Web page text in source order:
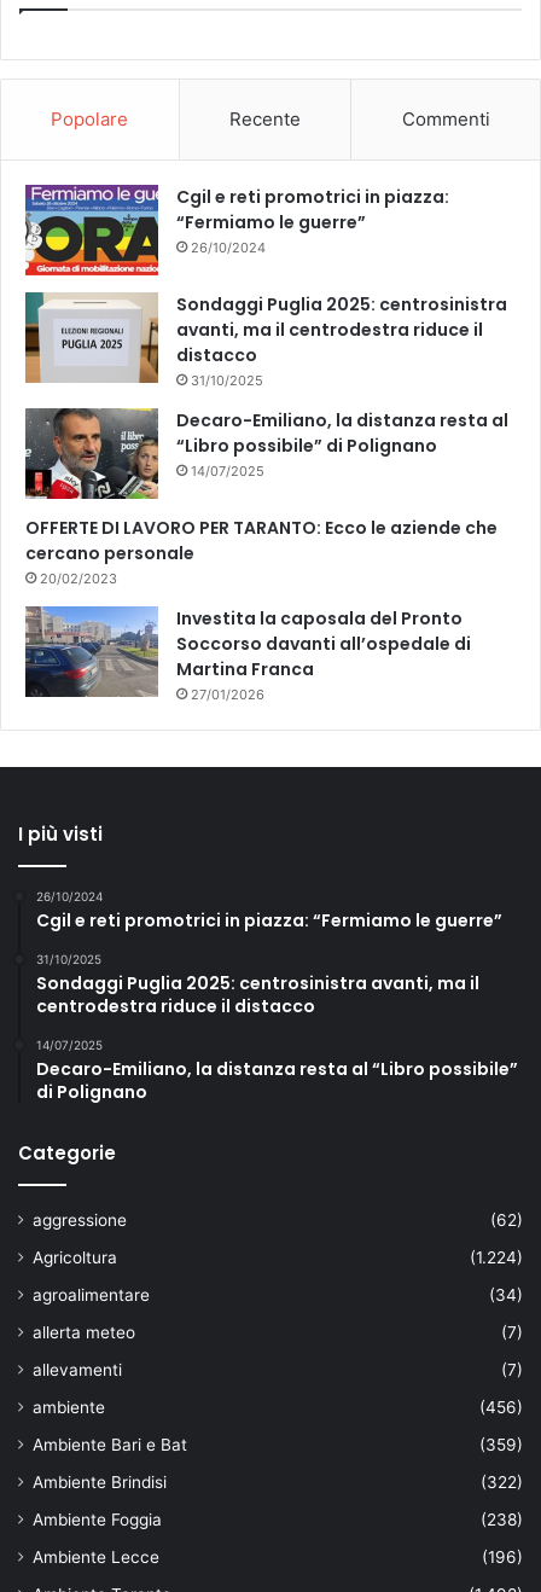
k
Popolare Recente Commenti
Cgil e reti promotrici in piazza:
“Fermiamo le guerre”
26/10/2024
Sondaggi Puglia 2025: centrosinistra
avanti, ma il centrodestra riduce il
distacco
31/10/2025
Decaro-Emiliano, la distanza resta al
“Libro possibile” di Polignano
14/07/2025
OFFERTE DI LAVORO PER TARANTO: Ecco le aziende che
cercano personale
20/02/2023
Investita la caposala del Pronto
Soccorso davanti all’ospedale di
Martina Franca
27/01/2026
I più visti
26/10/2024
Cgil e reti promotrici in piazza: “Fermiamo le guerre”
31/10/2025
Sondaggi Puglia 2025: centrosinistra avanti, ma il
centrodestra riduce il distacco
14/07/2025
Decaro-Emiliano, la distanza resta al “Libro possibile”
di Polignano
Categorie
aggressione
(62)
Agricoltura
(1.224)
agroalimentare
(34)
allerta meteo
(7)
allevamenti
(7)
ambiente
(456)
Ambiente Bari e Bat
(359)
Ambiente Brindisi
(322)
Ambiente Foggia
(238)
Ambiente Lecce
(196)